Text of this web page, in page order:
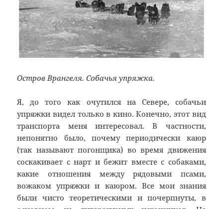
Остров Врангеля. Собачья упряжка.
Я, до того как очутился на Севере, собачьи
упряжки видел только в кино. Конечно, этот вид
транспорта меня интересовал. В частности,
непонятно было, почему периодически каюр
(так называют погонщика) во время движения
соскакивает с нарт и бежит вместе с собаками,
какие отношения между рядовыми псами,
вожаком упряжки и каюром. Все мои знания
были чисто теоретическими и почерпнуты, в